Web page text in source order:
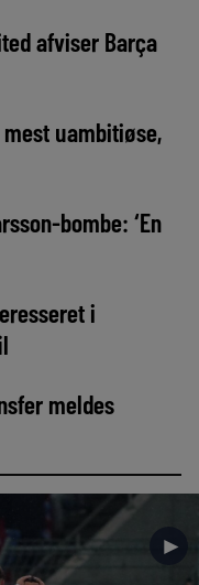
afviser Barça
mest uambitiøse,
bombe: ‘En
i
meldes
►